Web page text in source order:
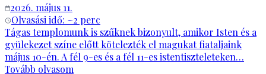
2026. május 11.
Olvasási idő: ~2 perc
Tágas templomunk is szűknek bizonyult, amikor Isten és a
gyülekezet színe előtt kötelezték el magukat fiataljaink
május 10-én. A fél 9-es és a fél 11-es istentiszteleteken…
Tovább olvasom